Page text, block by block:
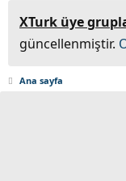
XTurk üye
güncellenmiştir.
Ana sayfa